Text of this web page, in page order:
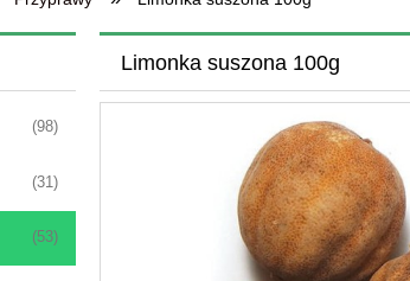
(98)
(31)
(53)
Limonka suszona 100g